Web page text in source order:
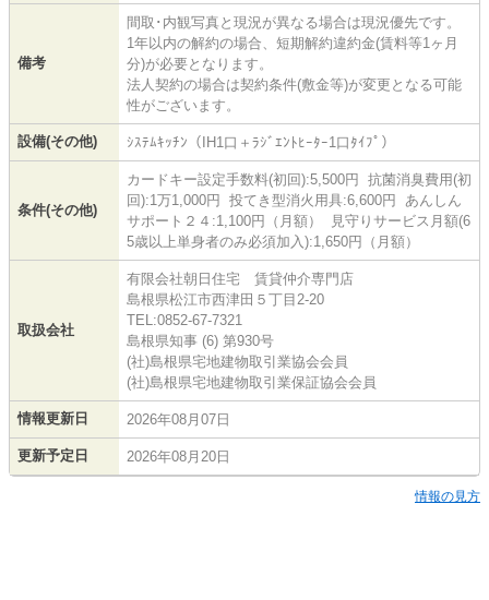
備考
間取･内観写真と現況が異なる場合は現況優先です。
1年以内の解約の場合、短期解約違約金(賃料等1ヶ月
分)が必要となります。
法人契約の場合は契約条件(敷金等)が変更となる可能
性がございます。
設備(その他) ｼｽﾃﾑｷｯﾁﾝ（IH1口＋ﾗｼﾞｴﾝﾄﾋｰﾀｰ1口ﾀｲﾌﾟ）
条件(その他)
カードキー設定手数料(初回):5,500円 抗菌消臭費用(初
回):1万1,000円 投てき型消火用具:6,600円 あんしん
サポート２４:1,100円（月額） 見守りサービス月額(6
5歳以上単身者のみ必須加入):1,650円（月額）
取扱会社
有限会社朝日住宅 賃貸仲介専門店
島根県松江市西津田５丁目2-20
TEL:0852-67-7321
島根県知事 (6) 第930号
(社)島根県宅地建物取引業協会会員
(社)島根県宅地建物取引業保証協会会員
情報更新日 2026年08月07日
更新予定日 2026年08月20日
情報の見方